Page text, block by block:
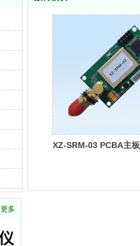
更多
XZ-SRM-03 PCBA主板